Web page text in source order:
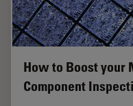
How to Boost
Component